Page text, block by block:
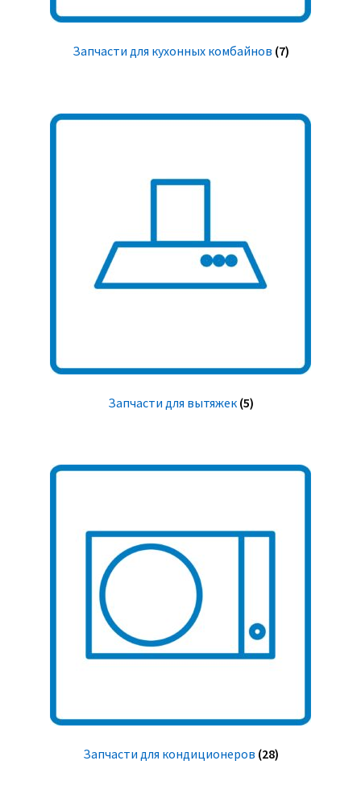
Запчасти для кухонных комбайнов (7)
Запчасти для вытяжек (5)
Запчасти для кондиционеров (28)